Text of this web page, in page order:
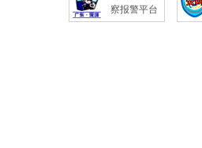
察报警平台